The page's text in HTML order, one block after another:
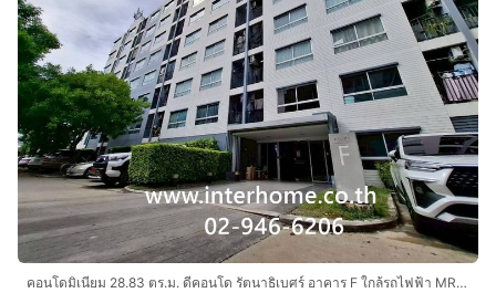
คอนโดมิเนียม 28.83 ตร.ม. ดีคอนโด รัตนาธิเบศร์ อาคาร F ใกล้รถไฟฟ้า MRT สถานีไทรม้า ถนนรัตนาธิเบศร์ ถนนงามวงศ์วาน เมืองนนทบุรี นนทบุรี